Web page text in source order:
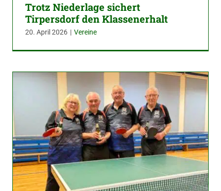
Trotz Niederlage sichert
Tirpersdorf den Klassenerhalt
20. April 2026 | Vereine